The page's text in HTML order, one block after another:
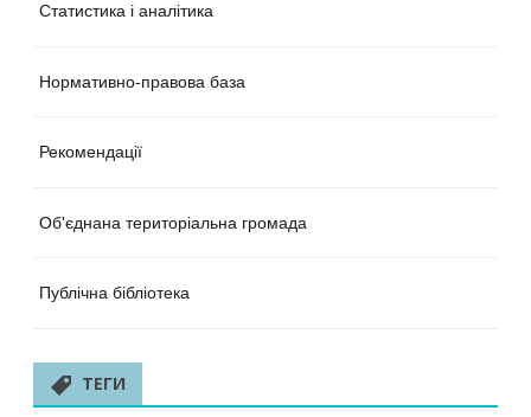
Статистика і аналітика
Нормативно-правова база
Рекомендації
Об'єднана територіальна громада
Публічна бібліотека
ТЕГИ